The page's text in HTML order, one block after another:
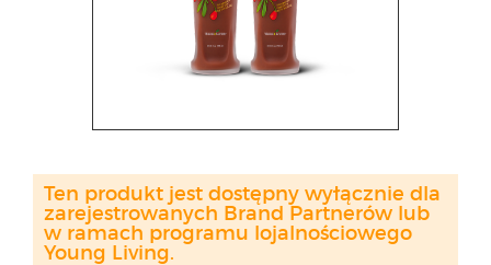
Ten produkt jest dostępny wyłącznie dla
zarejestrowanych Brand Partnerów lub
w ramach programu lojalnościowego
Young Living.